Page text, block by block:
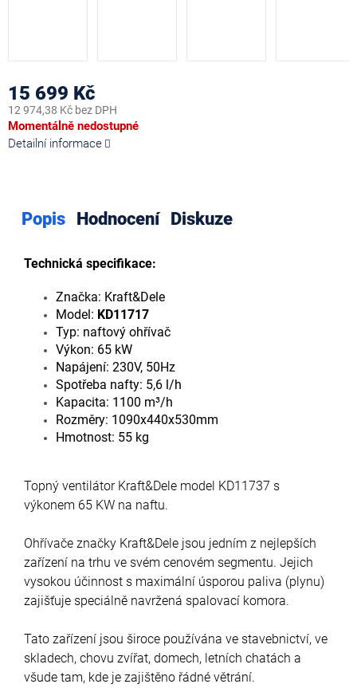
15 699 Kč
12 974,38 Kč bez DPH
Měrná
cena:
Momentálně nedostupné
Detailní informace
Popis Hodnocení Diskuze
Technická specifikace:
Značka: Kraft&Dele
Model: KD11717
Typ: naftový ohřívač
Výkon: 65 kW
Napájení: 230V, 50Hz
Spotřeba nafty: 5,6 l/h
Kapacita: 1100 m³/h
Rozměry: 1090x440x530mm
Hmotnost: 55 kg
Topný ventilátor Kraft&Dele model KD11737 s
výkonem 65 KW na naftu.
Ohřívače značky Kraft&Dele jsou jedním z nejlepších
zařízení na trhu ve svém cenovém segmentu. Jejich
vysokou účinnost s maximální úsporou paliva (plynu)
zajišťuje speciálně navržená spalovací komora.
Tato zařízení jsou široce používána ve stavebnictví, ve
skladech, chovu zvířat, domech, letních chatách a
všude tam, kde je zajištěno řádné větrání.